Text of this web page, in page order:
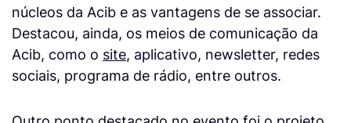
núcleos da Acib e as vantagens de se associar.
Destacou, ainda, os meios de comunicação da
Acib, como o site, aplicativo, newsletter, redes
sociais, programa de rádio, entre outros.